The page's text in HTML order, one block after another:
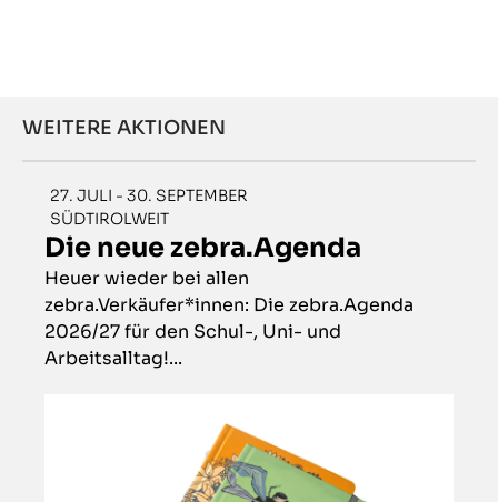
WEITERE AKTIONEN
27. JULI - 30. SEPTEMBER
SÜDTIROLWEIT
Die neue zebra.Agenda
Heuer wieder bei allen
zebra.Verkäufer*innen: Die zebra.Agenda
2026/27 für den Schul-, Uni- und
Arbeitsalltag!...